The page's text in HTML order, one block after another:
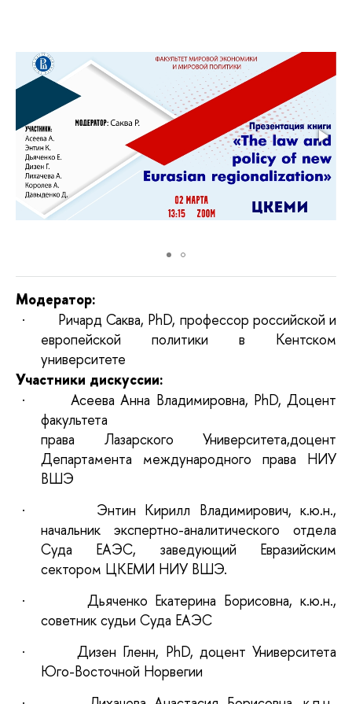
Модератор:
· Ричард Саква, PhD, профессор российской и
европейской политики в Кентском
университете
Участники дискуссии:
· Асеева Анна Владимировна, PhD, Доцент
факультета
права Лазарского Университета,доцент
Департамента международного права НИУ
ВШЭ
· Энтин Кирилл Владимирович, к.ю.н.,
начальник экспертно-аналитического отдела
Суда ЕАЭС, заведующий Евразийским
сектором ЦКЕМИ НИУ ВШЭ.
· Дьяченко Екатерина Борисовна, к.ю.н.,
советник судьи Суда ЕАЭС
· Дизен Гленн, PhD, доцент Университета
Юго-Восточной Норвегии